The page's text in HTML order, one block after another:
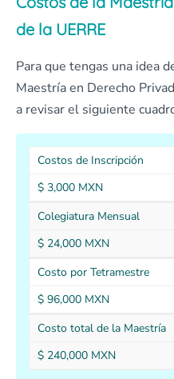
de la UERRE
Para que tengas una idea
Maestría en Derecho
a revisar el siguiente
Costos de Inscripción
$ 3,000 MXN
Colegiatura Mensual
$ 24,000 MXN
Costo por Tetramestre
$ 96,000 MXN
Costo total de la Maestría
$ 240,000 MXN